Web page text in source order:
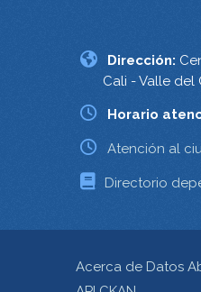
Dirección:
Cali - Valle del
Horario
Atención al
Directorio
Acerca de Datos